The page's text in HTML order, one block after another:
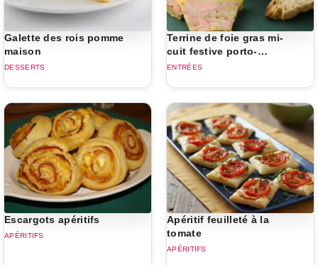
Galette des rois pomme
maison
DESSERTS
Terrine de foie gras mi-
cuit festive porto-
armagnac
ENTRÉES
Escargots apéritifs
APÉRITIFS
Apéritif feuilleté à la
tomate
APÉRITIFS